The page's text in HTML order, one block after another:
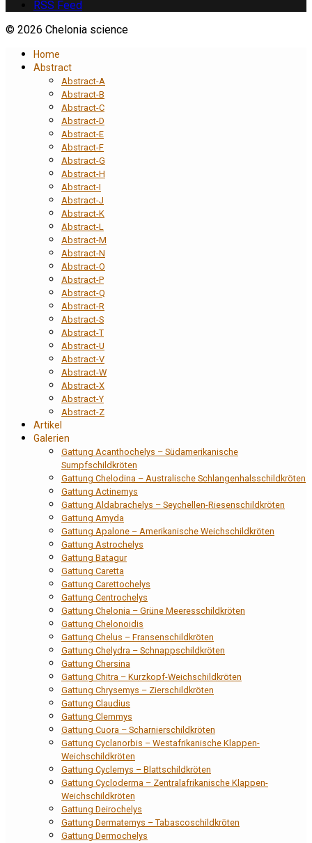
RSS Feed
© 2026 Chelonia science
Home
Abstract
Abstract-A
Abstract-B
Abstract-C
Abstract-D
Abstract-E
Abstract-F
Abstract-G
Abstract-H
Abstract-I
Abstract-J
Abstract-K
Abstract-L
Abstract-M
Abstract-N
Abstract-O
Abstract-P
Abstract-Q
Abstract-R
Abstract-S
Abstract-T
Abstract-U
Abstract-V
Abstract-W
Abstract-X
Abstract-Y
Abstract-Z
Artikel
Galerien
Gattung Acanthochelys – Südamerikanische
Sumpfschildkröten
Gattung Chelodina – Australische Schlangenhalsschildkröten
Gattung Actinemys
Gattung Aldabrachelys – Seychellen-Riesenschildkröten
Gattung Amyda
Gattung Apalone – Amerikanische Weichschildkröten
Gattung Astrochelys
Gattung Batagur
Gattung Caretta
Gattung Carettochelys
Gattung Centrochelys
Gattung Chelonia – Grüne Meeresschildkröten
Gattung Chelonoidis
Gattung Chelus – Fransenschildkröten
Gattung Chelydra – Schnappschildkröten
Gattung Chersina
Gattung Chitra – Kurzkopf-Weichschildkröten
Gattung Chrysemys – Zierschildkröten
Gattung Claudius
Gattung Clemmys
Gattung Cuora – Scharnierschildkröten
Gattung Cyclanorbis – Westafrikanische Klappen-
Weichschildkröten
Gattung Cyclemys – Blattschildkröten
Gattung Cycloderma – Zentralafrikanische Klappen-
Weichschildkröten
Gattung Deirochelys
Gattung Dermatemys – Tabascoschildkröten
Gattung Dermochelys